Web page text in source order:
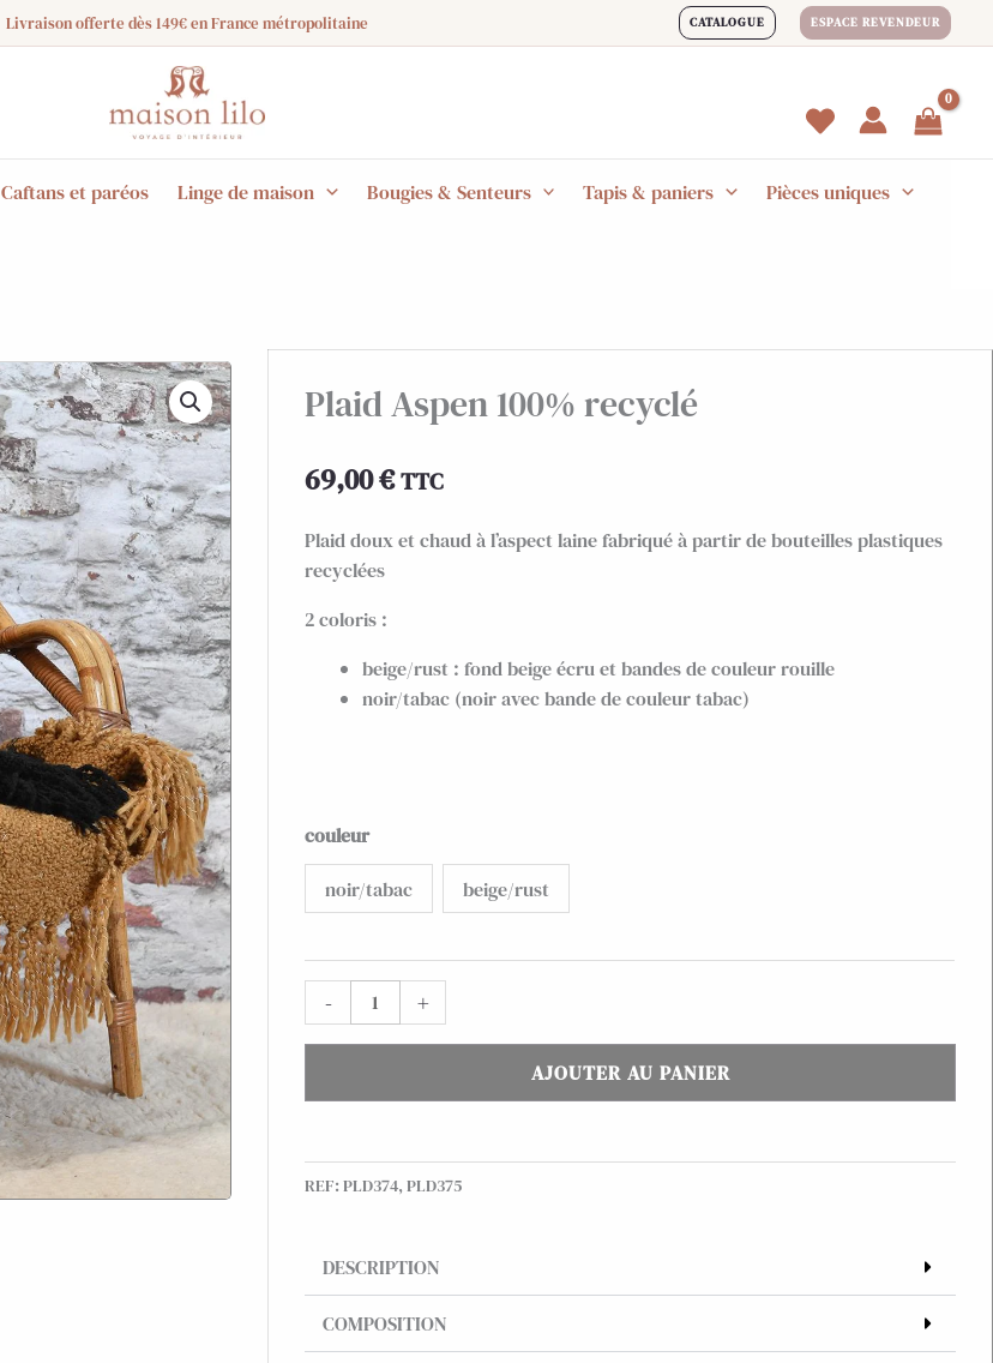
Livraison offerte dès 149€ en France métropolitaine CATALOGUE ESPACE REVENDEUR
Caftans et paréos Linge de maison Bougies & Senteurs Tapis & paniers Pièces uniques
Plaid Aspen 100% recyclé
69,00€TTC
Plaid doux et chaud à l’aspect laine fabriqué à partir de bouteilles plastiques
recyclées
2 coloris :
beige/rust : fond beige écru et bandes de couleur rouille
noir/tabac (noir avec bande de couleur tabac)
couleur
noir/tabac beige/rust
-
quantité
de
Plaid
Aspen
recyclé
+
AJOUTER AU PANIER
REF:PLD374, PLD375
DESCRIPTION
COMPOSITION